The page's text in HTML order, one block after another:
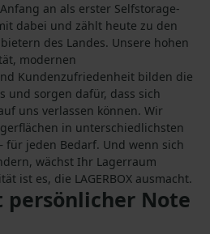
an als erster Selfstorage-
dabei und zählt heute zu den
des Landes. Unsere hohen
modernen
Kundenzufriedenheit bilden die
und sorgen dafür, dass sich
uns verlassen können. Wir
in unterschiedlichsten
für jeden Bedarf. Und wenn sich
wächst Ihr Lagerraum
ist es, die LAGERBOX ausmacht.
Note